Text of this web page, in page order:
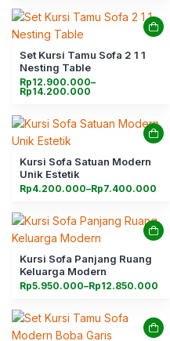
hingga
Rp13.500.000
Set Kursi Tamu Sofa 2 1 1
Nesting Table
Rp12.900.000–
Rp14.200.000
Rentang
harga:
Rp12.900.000
Rp14.200.000
Kursi Sofa Satuan Modern
Unik Estetik
Rp4.200.000–Rp7.400.000
Rentang
harga:
hingga
Rp7.400.000
Kursi Sofa Panjang Ruang
Keluarga Modern
Rp5.950.000–Rp12.850.000
Rentang
harga:
hingga
Rp12.850.000